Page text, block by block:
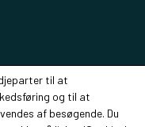
til at
og til at
af besøgende. Du